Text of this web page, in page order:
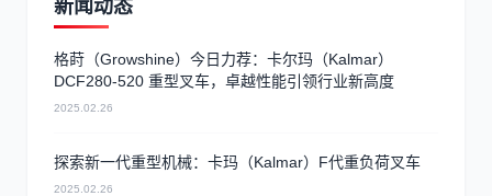
新闻动态
格莳（Growshine）今日力荐：卡尔玛（Kalmar）
DCF280-520 重型叉车，卓越性能引领行业新高度
2025.02.26
探索新一代重型机械：卡玛（Kalmar）F代重负荷叉车
2025.02.26